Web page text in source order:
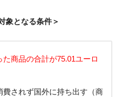
象となる条件＞
商品の合計が75.01ユーロ
費されず国外に持ち出す（商